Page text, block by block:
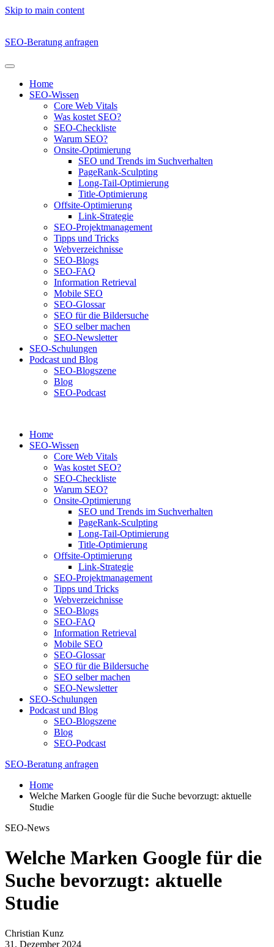
Skip to main content
SEO-Beratung anfragen
Home
SEO-Wissen
Core Web Vitals
Was kostet SEO?
SEO-Checkliste
Warum SEO?
Onsite-Optimierung
SEO und Trends im Suchverhalten
PageRank-Sculpting
Long-Tail-Optimierung
Title-Optimierung
Offsite-Optimierung
Link-Strategie
SEO-Projektmanagement
Tipps und Tricks
Webverzeichnisse
SEO-Blogs
SEO-FAQ
Information Retrieval
Mobile SEO
SEO-Glossar
SEO für die Bildersuche
SEO selber machen
SEO-Newsletter
SEO-Schulungen
Podcast und Blog
SEO-Blogszene
Blog
SEO-Podcast
Home
SEO-Wissen
Core Web Vitals
Was kostet SEO?
SEO-Checkliste
Warum SEO?
Onsite-Optimierung
SEO und Trends im Suchverhalten
PageRank-Sculpting
Long-Tail-Optimierung
Title-Optimierung
Offsite-Optimierung
Link-Strategie
SEO-Projektmanagement
Tipps und Tricks
Webverzeichnisse
SEO-Blogs
SEO-FAQ
Information Retrieval
Mobile SEO
SEO-Glossar
SEO für die Bildersuche
SEO selber machen
SEO-Newsletter
SEO-Schulungen
Podcast und Blog
SEO-Blogszene
Blog
SEO-Podcast
SEO-Beratung anfragen
Home
Welche Marken Google für die Suche bevorzugt: aktuelle
Studie
SEO-News
Welche Marken Google für die
Suche bevorzugt: aktuelle
Studie
Christian Kunz
31. Dezember 2024